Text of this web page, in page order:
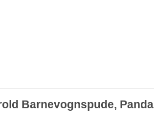
Barnevognspude, Panda